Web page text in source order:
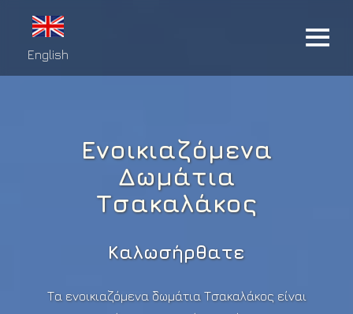
English
Ενοικιαζόμενα
Δωμάτια
Τσακαλάκος
Καλωσήρθατε
Τα ενοικιαζόμενα δωμάτια Τσακαλάκος είναι